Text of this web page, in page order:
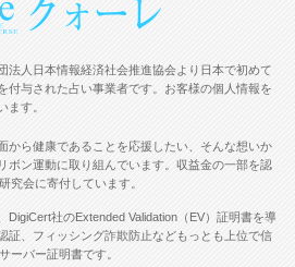
法人日本情報経済社会推進協会より日本で初めて
付与された占い事業者です。お客様の個人情報を
ます。
から健康であることを応援したい、そんな想いか
ボン運動に取り組んでいます。収益金の一部を認
究会に寄付しています。
DigiCert社のExtended Validation（EV）証明書を導
証、フィッシング詐欺防止などもっとも上位で信
ーバー証明書です。